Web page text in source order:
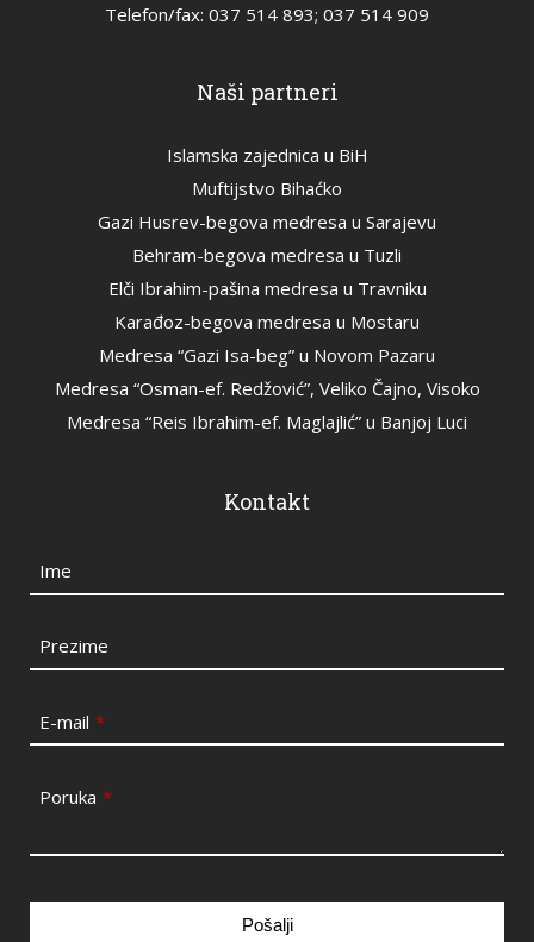
Telefon/fax: 037 514 893; 037 514 909
Naši partneri
Islamska zajednica u BiH
Muftijstvo Bihaćko
Gazi Husrev-begova medresa u Sarajevu
Behram-begova medresa u Tuzli
Elči Ibrahim-pašina medresa u Travniku
Karađoz-begova medresa u Mostaru
Medresa “Gazi Isa-beg” u Novom Pazaru
Medresa “Osman-ef. Redžović”, Veliko Čajno, Visoko
Medresa “Reis Ibrahim-ef. Maglajlić” u Banjoj Luci
Kontakt
Ime
Prezime
E-mail *
Poruka *
Pošalji